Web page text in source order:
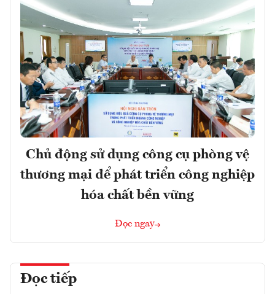
Chủ động sử dụng công cụ phòng vệ
thương mại để phát triển công nghiệp
hóa chất bền vững
Đọc ngay
Đọc tiếp